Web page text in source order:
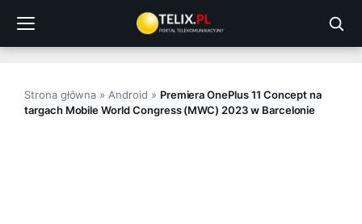
treści
Strona główna » Android » Premiera OnePlus 11 Concept na
targach Mobile World Congress (MWC) 2023 w Barcelonie